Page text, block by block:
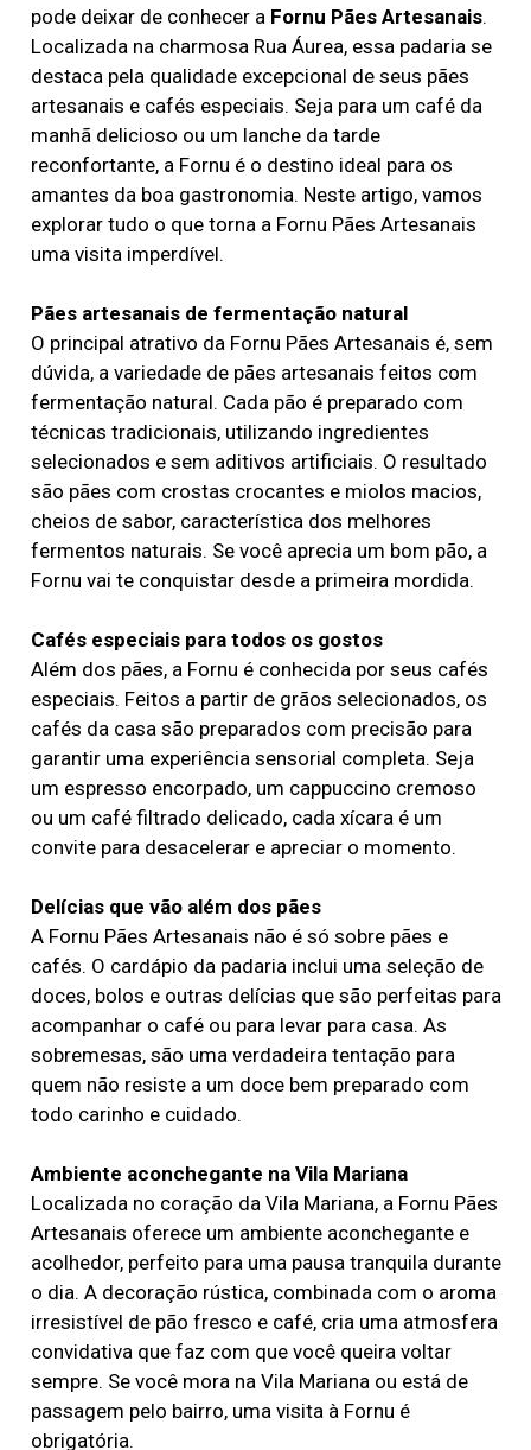
pode deixar de conhecer a Fornu Pães Artesanais.
Localizada na charmosa Rua Áurea, essa padaria se
destaca pela qualidade excepcional de seus pães
artesanais e cafés especiais. Seja para um café da
manhã delicioso ou um lanche da tarde
reconfortante, a Fornu é o destino ideal para os
amantes da boa gastronomia. Neste artigo, vamos
explorar tudo o que torna a Fornu Pães Artesanais
uma visita imperdível.
Pães artesanais de fermentação natural
O principal atrativo da Fornu Pães Artesanais é, sem
dúvida, a variedade de pães artesanais feitos com
fermentação natural. Cada pão é preparado com
técnicas tradicionais, utilizando ingredientes
selecionados e sem aditivos artificiais. O resultado
são pães com crostas crocantes e miolos macios,
cheios de sabor, característica dos melhores
fermentos naturais. Se você aprecia um bom pão, a
Fornu vai te conquistar desde a primeira mordida.
Cafés especiais para todos os gostos
Além dos pães, a Fornu é conhecida por seus cafés
especiais. Feitos a partir de grãos selecionados, os
cafés da casa são preparados com precisão para
garantir uma experiência sensorial completa. Seja
um espresso encorpado, um cappuccino cremoso
ou um café filtrado delicado, cada xícara é um
convite para desacelerar e apreciar o momento.
Delícias que vão além dos pães
A Fornu Pães Artesanais não é só sobre pães e
cafés. O cardápio da padaria inclui uma seleção de
doces, bolos e outras delícias que são perfeitas para
acompanhar o café ou para levar para casa. As
sobremesas, são uma verdadeira tentação para
quem não resiste a um doce bem preparado com
todo carinho e cuidado.
Ambiente aconchegante na Vila Mariana
Localizada no coração da Vila Mariana, a Fornu Pães
Artesanais oferece um ambiente aconchegante e
acolhedor, perfeito para uma pausa tranquila durante
o dia. A decoração rústica, combinada com o aroma
irresistível de pão fresco e café, cria uma atmosfera
convidativa que faz com que você queira voltar
sempre. Se você mora na Vila Mariana ou está de
passagem pelo bairro, uma visita à Fornu é
obrigatória.